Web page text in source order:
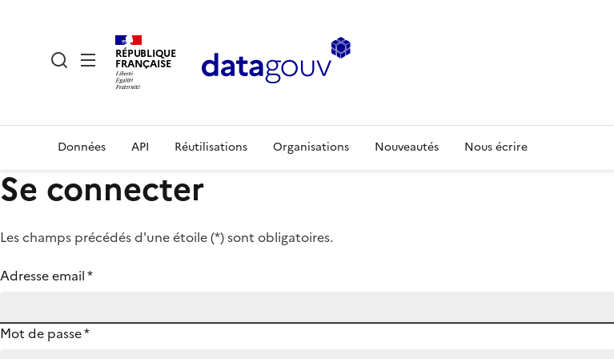
RÉPUBLIQUE
FRANÇAISE
Données API Réutilisations Organisations Nouveautés Nous écrire
Se connecter
Les champs précédés d'une étoile (*) sont obligatoires.
Adresse email*
Mot de passe*